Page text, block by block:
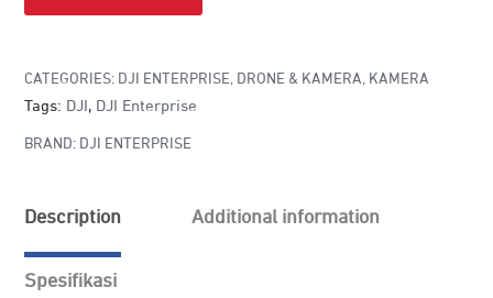
CATEGORIES: DJI ENTERPRISE DRONE & KAMERA KAMERA
Tags: DJI, DJI Enterprise
BRAND: DJI ENTERPRISE
Description Additional information
Spesifikasi